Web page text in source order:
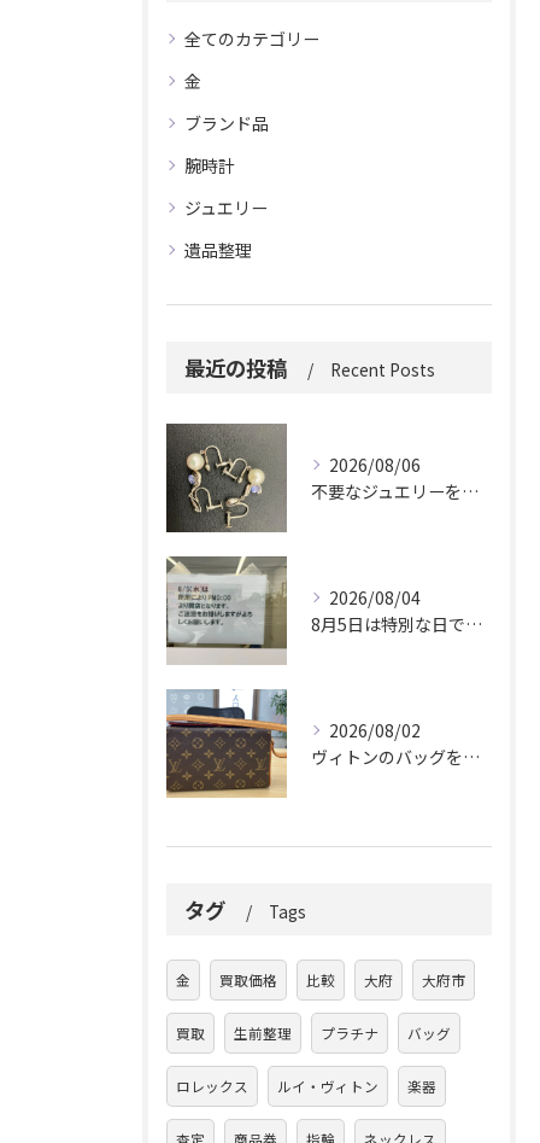
全てのカテゴリー
金
ブランド品
腕時計
ジュエリー
遺品整理
最近の投稿 Recent Posts
2026/08/06
不要なジュエリーを眠らせていませんか？
2026/08/04
8月5日は特別な日です。
2026/08/02
ヴィトンのバッグを久しぶりに取り出しましたか？
タグ Tags
金 買取価格 比較 大府 大府市
買取 生前整理 プラチナ バッグ
ロレックス ルイ・ヴィトン 楽器